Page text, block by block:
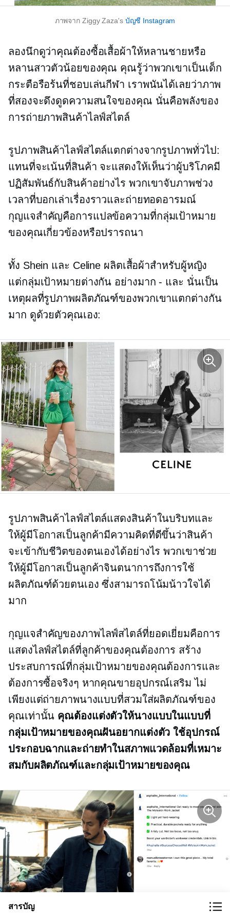
ภาพจาก Ziggy Zaza's บัญชี Instagram
ลองนึกดูว่าคุณต้องซื้อเสื้อผ้าให้หลานชายหรือ
หลานสาวตัวน้อยของคุณ คุณรู้ว่าพวกเขาเป็นเด็ก
กระตือรือร้นที่ชอบเล่นกีฬา เราพนันได้เลยว่าภาพ
ที่สองจะดึงดูดความสนใจของคุณ นั่นคือพลังของ
การถ่ายภาพสินค้าไลฟ์สไตล์
รูปภาพสินค้าไลฟ์สไตล์แตกต่างจากรูปภาพทั่วไป:
แทนที่จะเน้นที่สินค้า จะแสดงให้เห็นว่าผู้บริโภคมี
ปฏิสัมพันธ์กับสินค้าอย่างไร พวกเขาจับภาพช่วง
เวลาที่บอกเล่าเรื่องราวและถ่ายทอดอารมณ์
กุญแจสำคัญคือการแปลข้อความที่กลุ่มเป้าหมาย
ของคุณเกี่ยวข้องหรือปรารถนา
ทั้ง Shein และ Celine ผลิตเสื้อผ้าสำหรับผู้หญิง
แต่กลุ่มเป้าหมายต่างกัน อย่างมาก - และ นั่นเป็น
เหตุผลที่รูปภาพผลิตภัณฑ์ของพวกเขาแตกต่างกัน
มาก ดูด้วยตัวคุณเอง:
รูปภาพสินค้าไลฟ์สไตล์แสดงสินค้าในบริบทและ
ให้ผู้มีโอกาสเป็นลูกค้ามีความคิดที่ดีขึ้นว่าสินค้า
จะเข้ากับชีวิตของตนเองได้อย่างไร พวกเขาช่วย
ให้ผู้มีโอกาสเป็นลูกค้าจินตนาการถึงการใช้
ผลิตภัณฑ์ด้วยตนเอง ซึ่งสามารถโน้มน้าวใจได้
มาก
กุญแจสำคัญของภาพไลฟ์สไตล์ที่ยอดเยี่ยมคือการ
แสดงไลฟ์สไตล์ที่ลูกค้าของคุณต้องการ สร้าง
ประสบการณ์ที่กลุ่มเป้าหมายของคุณต้องการและ
ต้องการซื้อจริงๆ หากคุณขายอุปกรณ์เสริม ไม่
เพียงแต่ถ่ายภาพนางแบบที่สวมใส่ผลิตภัณฑ์ของ
คุณเท่านั้น คุณต้องแต่งตัวให้นางแบบในแบบที่
กลุ่มเป้าหมายของคุณฝันอยากแต่งตัว ใช้อุปกรณ์
ประกอบฉากและถ่ายทำในสภาพแวดล้อมที่เหมาะ
สมกับผลิตภัณฑ์และกลุ่มเป้าหมายของคุณ
สารบัญ